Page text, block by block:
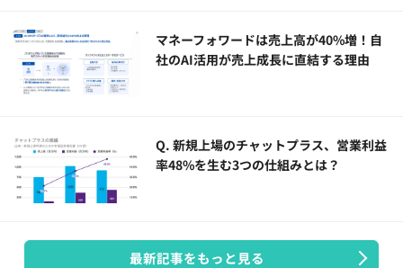
マネーフォワードは売上高が40%増！自
社のAI活用が売上成長に直結する理由
Q. 新規上場のチャットプラス、営業利益
率48%を生む3つの仕組みとは？
最新記事をもっと見る